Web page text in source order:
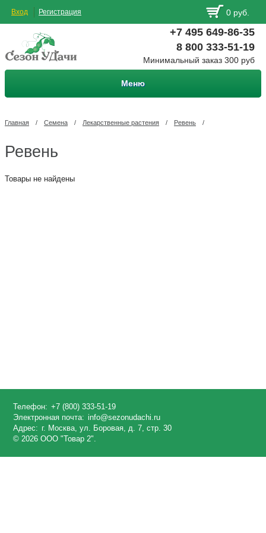
Вход Регистрация 0 руб.
+7 495 649-86-35
8 800 333-51-19
Минимальный заказ 300 руб
Меню
Главная / Семена / Лекарственные растения / Ревень /
Ревень
Товары не найдены
Телефон: +7 (800) 333-51-19
Электронная почта: info@sezonudachi.ru
Адрес: г. Москва, ул. Боровая, д. 7, стр. 30
© 2026 ООО "Товар 2".